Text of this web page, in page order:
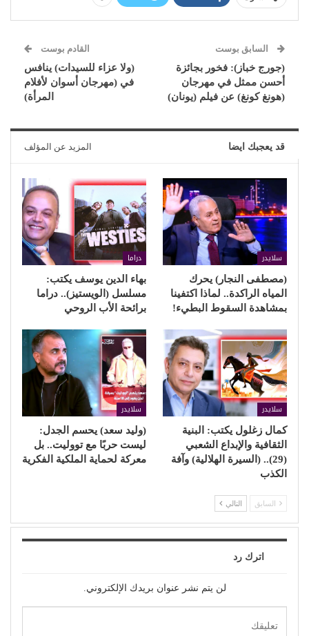
السابق بوست
(جورج خباز): فخور بجائزة
أحسن ممثل في مهرجان
(هونغ كونغ) عن فيلم (يونان)
القادم بوست
(ولا عزاء للسيدات) ينافس
في (مهرجان أسوان لأفلام
المرأة)
قد يعجبك ايضا المزيد عن المؤلف
سلايدر
(مصطفى النجار) يحرك
المياه الراكدة.. لماذا اكتفينا
بمشاهدة السقوط البطيء!
دراما
بهاء الدين يوسف يكتب:
مسلسل (الويستيز).. دراما
برائحة الأب الروحي
سلايدر
كمال زغلول يكتب: البنية
الثقافية والإبداع الشعبي
(29).. (السيرة الهلالية) وآفة
الكذب
سلايدر
(وليد سعد) يحسم الجدل:
ليست حربًا مع تووليت.. بل
معركة لحماية الملكية الفكرية
السابق التالي
اترك رد
لن يتم نشر عنوان بريدك الإلكتروني.